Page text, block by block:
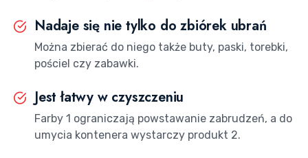
Nadaje się nie tylko do zbiórek ubrań
Można zbierać do niego także buty, paski, torebki,
pościel czy zabawki.
Jest łatwy w czyszczeniu
Farby 1 ograniczają powstawanie zabrudzeń, a do
umycia kontenera wystarczy produkt 2.